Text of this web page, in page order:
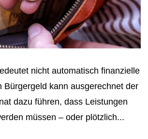
nicht automatisch finanzielle
Bürgergeld kann ausgerechnet der
dazu führen, dass Leistungen
müssen – oder plötzlich...